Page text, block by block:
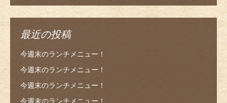
最近の投稿
今週末のランチメニュー！
今週末のランチメニュー！
今週末のランチメニュー！
今週末のランチメニュー！